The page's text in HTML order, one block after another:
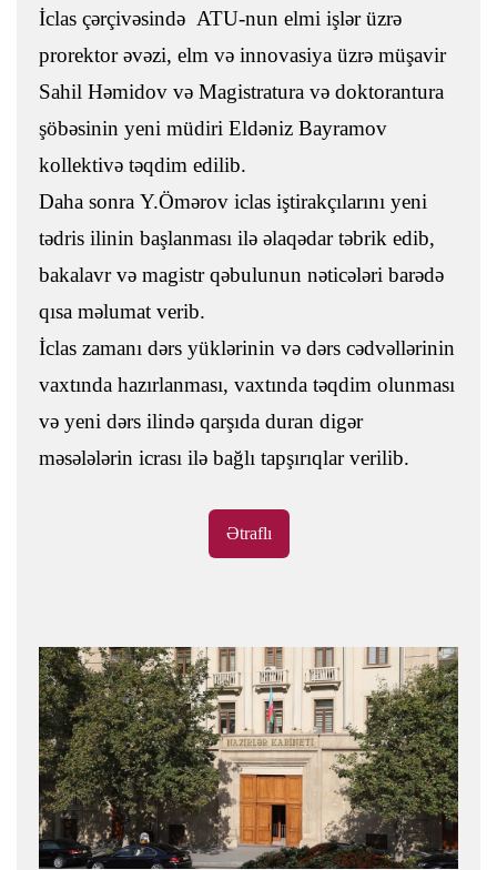
İclas çərçivəsində ATU-nun elmi işlər üzrə
prorektor əvəzi, elm və innovasiya üzrə müşavir
Sahil Həmidov və Magistratura və doktorantura
şöbəsinin yeni müdiri Eldəniz Bayramov
kollektivə təqdim edilib.
Daha sonra Y.Ömərov iclas iştirakçılarını yeni
tədris ilinin başlanması ilə əlaqədar təbrik edib,
bakalavr və magistr qəbulunun nəticələri barədə
qısa məlumat verib.
İclas zamanı dərs yüklərinin və dərs cədvəllərinin
vaxtında hazırlanması, vaxtında təqdim olunması
və yeni dərs ilində qarşıda duran digər
məsələlərin icrası ilə bağlı tapşırıqlar verilib.
Ətraflı